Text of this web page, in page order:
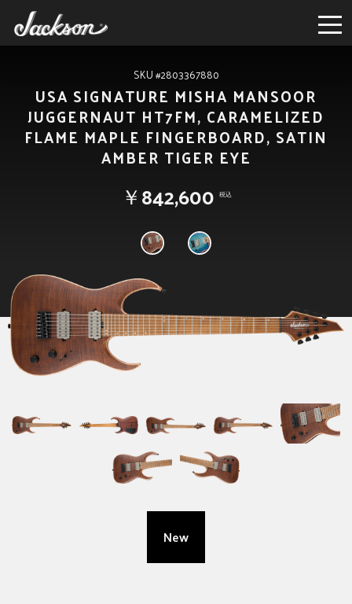
SKU #2803367880
USA SIGNATURE MISHA MANSOOR
JUGGERNAUT HT7FM, CARAMELIZED
FLAME MAPLE FINGERBOARD, SATIN
AMBER TIGER EYE
￥842,600 税込
New